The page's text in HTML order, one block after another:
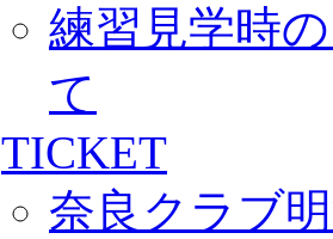
練習見学時
て
TICKET
奈良クラブ